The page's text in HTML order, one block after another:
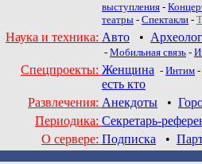
выступления -
театры - Спектакли -
Наука и техника: Авто •
- Мобильная связь -
Спецпроекты: Женщина - Интим -
есть кто
Развлечения: Анекдоты •
Периодика: Секретарь-
О сервере: Подписка •